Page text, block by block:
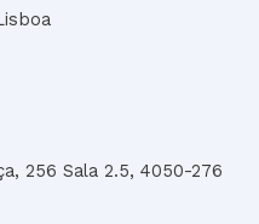
256 Sala 2.5, 4050-276